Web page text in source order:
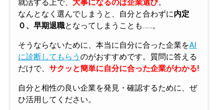
就活する上で、 大事になるのは企業選び。
なんとなく選んでしまうと、自分と合わずに内定
０、早期退職となってしまうことも……。
そうならないために、本当に自分に合った企業をAI
に診断してもらう のがおすすめです。質問に答える
だけで、 サクッと簡単に自分に合った企業がわかる!
自分と相性の良い企業を発見・確認するために、ぜ
ひ活用してください。